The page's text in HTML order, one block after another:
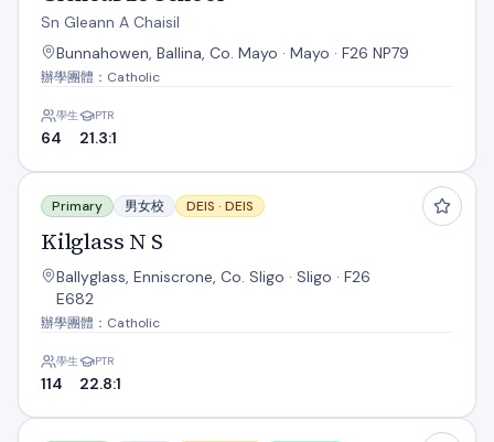
Sn Gleann A Chaisil
Bunnahowen, Ballina, Co. Mayo · Mayo · F26 NP79
辦學團體：Catholic
學生
64
PTR
21.3:1
Kilglass N S
Primary 男女校 DEIS · DEIS
Kilglass N S
Ballyglass, Enniscrone, Co. Sligo · Sligo · F26
E682
辦學團體：Catholic
學生
114
PTR
22.8:1
Killala N S